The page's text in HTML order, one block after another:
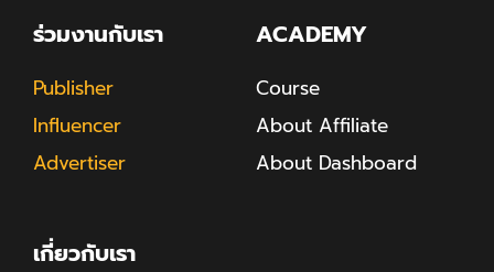
ร่วมงานกับเรา
Publisher
Influencer
Advertiser
ACADEMY
Course
About Affiliate
About Dashboard
เกี่ยวกับเรา